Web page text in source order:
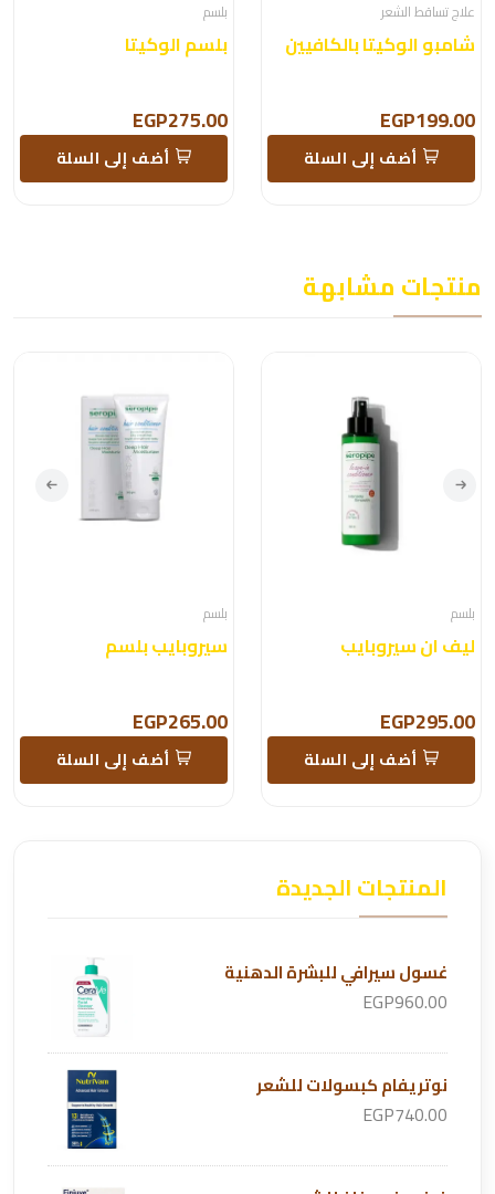
علاج تساقط الشعر
شامبو الوكيتا بالكافيين
EGP199.00
أضف إلى السلة
بلسم
بلسم الوكيتا
EGP275.00
أضف إلى السلة
منتجات مشابهة
بلسم
ليف ان سيروبايب
EGP295.00
أضف إلى السلة
بلسم
سيروبايب بلسم
EGP265.00
أضف إلى السلة
المنتجات الجديدة
غسول سيرافي للبشرة الدهنية
EGP960.00
نوتريفام كبسولات للشعر
EGP740.00